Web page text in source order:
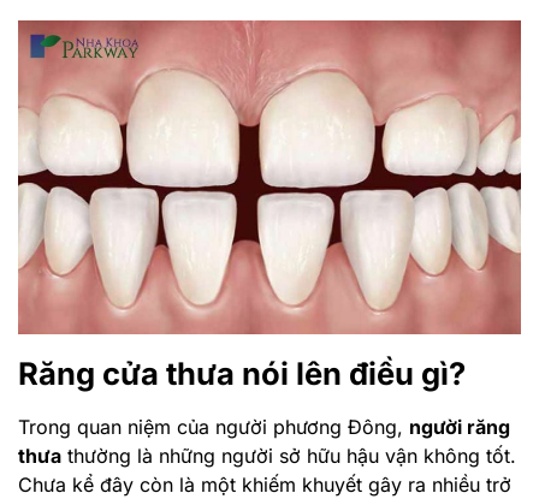
Răng cửa thưa nói lên điều gì?
Trong quan niệm của người phương Đông, người răng
thưa thường là những người sở hữu hậu vận không tốt.
Chưa kể đây còn là một khiếm khuyết gây ra nhiều trở